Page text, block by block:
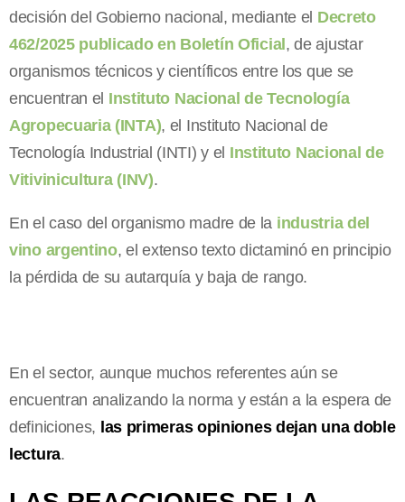
decisión del Gobierno nacional, mediante el Decreto
462/2025 publicado en Boletín Oficial, de ajustar
organismos técnicos y científicos entre los que se
encuentran el Instituto Nacional de Tecnología
Agropecuaria (INTA), el Instituto Nacional de
Tecnología Industrial (INTI) y el Instituto Nacional de
Vitivinicultura (INV).
En el caso del organismo madre de la industria del
vino argentino, el extenso texto dictaminó en principio
la pérdida de su autarquía y baja de rango.
En el sector, aunque muchos referentes aún se
encuentran analizando la norma y están a la espera de
definiciones, las primeras opiniones dejan una doble
lectura.